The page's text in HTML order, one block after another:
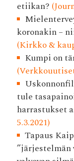
etiikan?
koronakin –
(Kirkko &
Kumpi on
tule
harrastukset
5.3.2021)
Tapaus
”järjestelmän